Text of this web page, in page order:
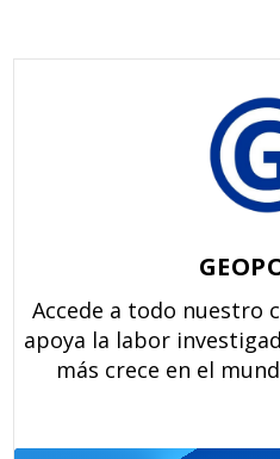
Accede a todo nuestro
apoya la labor
más crece en el